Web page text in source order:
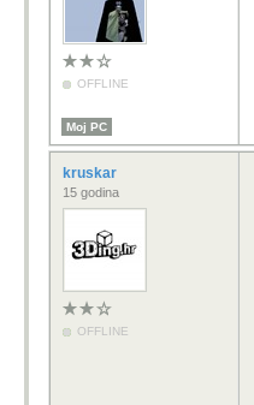
OFFLINE
Moj PC
kruskar
15 godina
OFFLINE